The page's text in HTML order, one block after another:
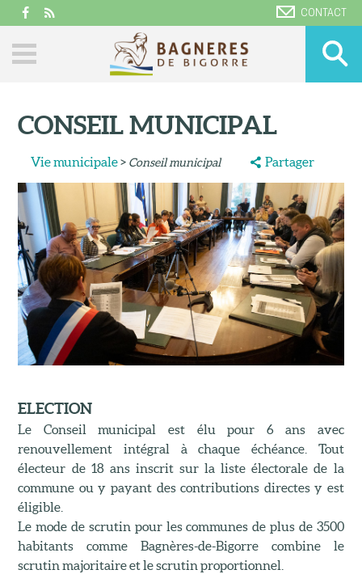
CONTACT
CONSEIL MUNICIPAL
Vie municipale> Conseil municipal Partager
ELECTION
Le Conseil municipal est élu pour 6 ans avec
renouvellement intégral à chaque échéance. Tout
électeur de 18 ans inscrit sur la liste électorale de la
commune ou y payant des contributions directes y est
éligible.
Le mode de scrutin pour les communes de plus de 3500
habitants comme Bagnères-de-Bigorre combine le
scrutin majoritaire et le scrutin proportionnel.